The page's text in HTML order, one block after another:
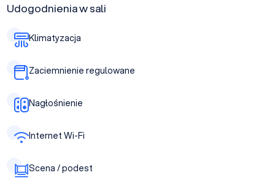
Udogodnienia w sali
Klimatyzacja
Zaciemnienie regulowane
Nagłośnienie
Internet Wi-Fi
Scena / podest